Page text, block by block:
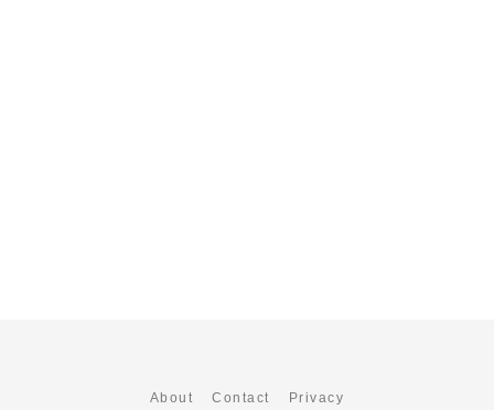
About Contact Privacy